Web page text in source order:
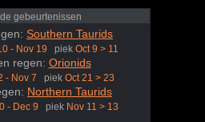
gebeurtenissen
Southern Taurids
- Nov 19 piek Oct 9 > 11
regen: Orionids
- Nov 7 piek Oct 21 > 23
Northern Taurids
- Dec 9 piek Nov 11 > 13